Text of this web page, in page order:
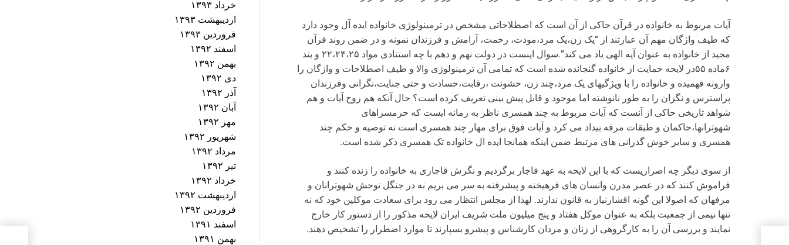
آیات مربوط به خانواده در قرآن حاکی از آن است که اصطلاحاتی مشخص در ترمینولوژی خانواده ایده آل وجود دارد
که طیف واژگان مهم آن عبارتند از “یک زن،یک مرد،مودت، رحمت، آرامش و فرزندان نمونه و در ضمن روند قرآن
مجید از خانواده به عنوان آیه الهی یاد می کند”.سوال اینست در دولت نهم و دهم با چه استنادی مواد ۲۲،۲۴،۲۵ و بند
۶ماده ۵۵در لایحه حمایت از خانواده گنجانده شده است که تمامی آن ترمینولوژی والا و طیف اصطلاحات و واژگان را
وارونه فهمیده و خانواده را با ویژگیهای یک مرد،چند زن، خشونت ،رقابت،حسادت و حتی جنایت،نگرانی وفرزندان
پراسترس و نگران را به طور نانوشته اما موجود و قابل پیش بینی تعریف کرده است؟ حال آنکه هم روح آیات و هم
شواهد تاریخی حاکی از آنست که آیات مربوط به چند همسری ناظر به زمانه ایست که حرمسراهای
شهوترانها،حاکمان و طبقات مرفه بیداد می کرد و آیات فوق برای مهار چند همسری است نه توصیه و حکم چند
همسری و سایر خوش گذرانی های مرتبط ضمن اینکه همانجا ایده ال خانواده تک همسری ذکر شده است.
از سوی دیگر چه اصراریست که با این لایحه به عهد قاجار برگردیم و نگرش قاجاری به خانواده را زنده کنند و
فراموش کنند که در عصر مدرن وانسان های فرهیخته و پیشرفته به سر می بریم نه در جنگل توحش شهوترانان و
مرفهان که اصولا این گونه اقشارنیاز به قانون ندارند. لهذا از مجلس انتظار می رود برای سعادت موکلین خود که نه
تنها نیمی از جمعیت بلکه به عنوان موکل هفتاد و پنج میلیون ملت شریف ایران لایحه مذکور را از دستور کار خارج
نمایند و بررسی آن را به کارگروهی از زنان و مردان کارشناس و پیشرو بسپارند تا موارد اضطرار را تشخیص دهند.
خرداد ۱۳۹۳
اردیبهشت ۱۳۹۳
فروردین ۱۳۹۳
اسفند ۱۳۹۲
بهمن ۱۳۹۲
دی ۱۳۹۲
آذر ۱۳۹۲
آبان ۱۳۹۲
مهر ۱۳۹۲
شهریور ۱۳۹۲
مرداد ۱۳۹۲
تیر ۱۳۹۲
خرداد ۱۳۹۲
اردیبهشت ۱۳۹۲
فروردین ۱۳۹۲
اسفند ۱۳۹۱
بهمن ۱۳۹۱